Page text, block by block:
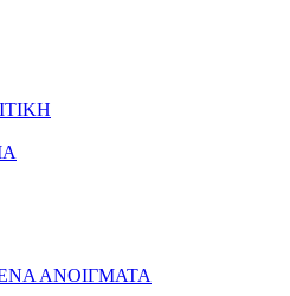
ΑΝΟΙΓΜΑΤΑ